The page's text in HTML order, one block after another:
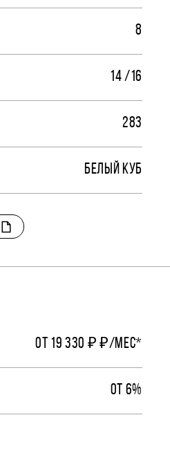
8
14 /16
283
БЕЛЫЙ КУБ
ОТ 19 330 ₽ ₽/МЕС*
ОТ 6%